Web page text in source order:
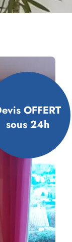
OFFERT
sous 24h